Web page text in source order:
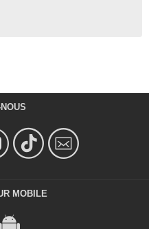
MOBILE